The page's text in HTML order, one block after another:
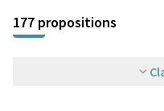
177 propositions